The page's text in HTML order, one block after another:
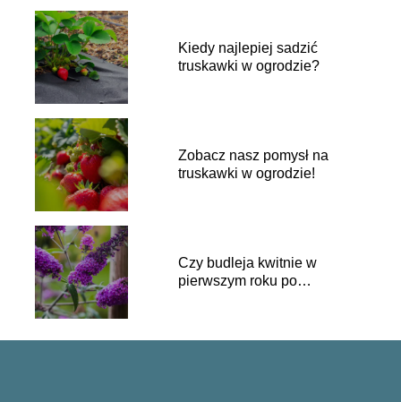
Kiedy najlepiej sadzić
truskawki w ogrodzie?
Zobacz nasz pomysł na
truskawki w ogrodzie!
Czy budleja kwitnie w
pierwszym roku po